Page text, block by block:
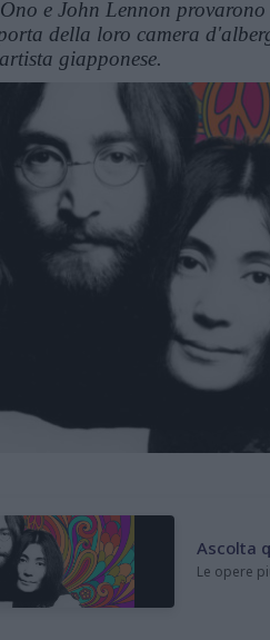
e John Lennon
della loro camera
giapponese.
Ascolta
Le opere